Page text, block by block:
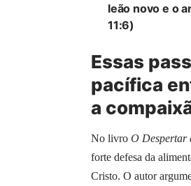
leão novo e o
11:6)
Essas
pacífica
a
No livro O Despertar
forte defesa da
Cristo. O autor